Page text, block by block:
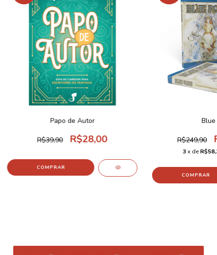
Papo de Autor
R$39,90 R$28,00
Blue
R$249,90
3x de